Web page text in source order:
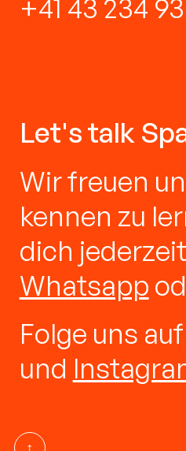
Let's talk
Wir freuen
kennen zu
dich
Whatsapp
Folge uns auf
und